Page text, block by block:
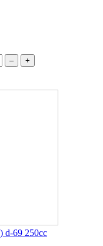
– +
d-69 250сc